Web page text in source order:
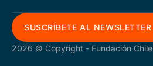
SUSCRÍBETE AL NEWSLETTER
2026 © Copyright - Fundación Chile